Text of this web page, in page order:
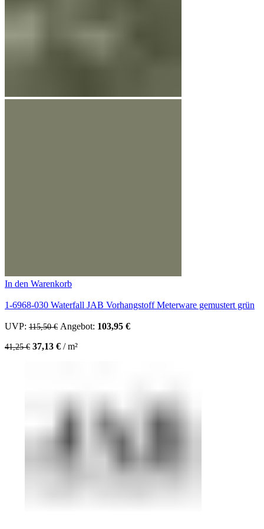
In den Warenkorb
1-6968-030 Waterfall JAB Vorhangstoff Meterware gemustert grün
UVP: 115,50€ Ursprünglicher Preis war: 115,50 €
Angebot: 103,95 €
41,25€ 37,13 € /m²